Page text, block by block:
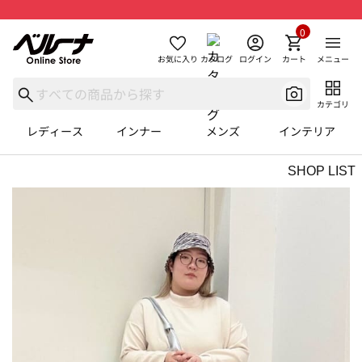
お気に入り カタログ ログイン カート
0
メニュー
カテゴリ
レディース インナー メンズ インテリア
SHOP LIST